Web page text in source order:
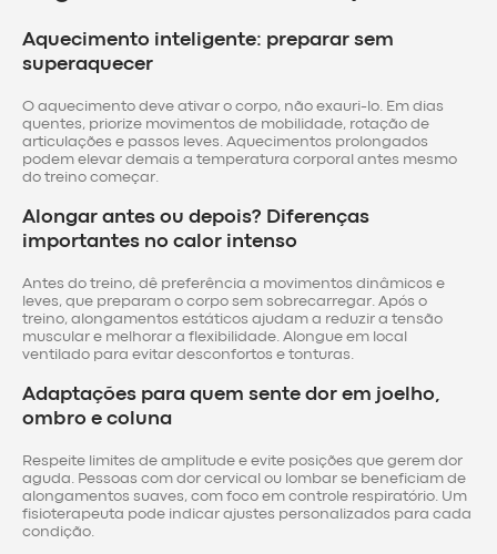
Aquecimento inteligente: preparar sem
superaquecer
O aquecimento deve ativar o corpo, não exauri-lo. Em dias
quentes, priorize movimentos de mobilidade, rotação de
articulações e passos leves. Aquecimentos prolongados
podem elevar demais a temperatura corporal antes mesmo
do treino começar.
Alongar antes ou depois? Diferenças
importantes no calor intenso
Antes do treino, dê preferência a movimentos dinâmicos e
leves, que preparam o corpo sem sobrecarregar. Após o
treino, alongamentos estáticos ajudam a reduzir a tensão
muscular e melhorar a flexibilidade. Alongue em local
ventilado para evitar desconfortos e tonturas.
Adaptações para quem sente dor em joelho,
ombro e coluna
Respeite limites de amplitude e evite posições que gerem dor
aguda. Pessoas com dor cervical ou lombar se beneficiam de
alongamentos suaves, com foco em controle respiratório. Um
fisioterapeuta pode indicar ajustes personalizados para cada
condição.